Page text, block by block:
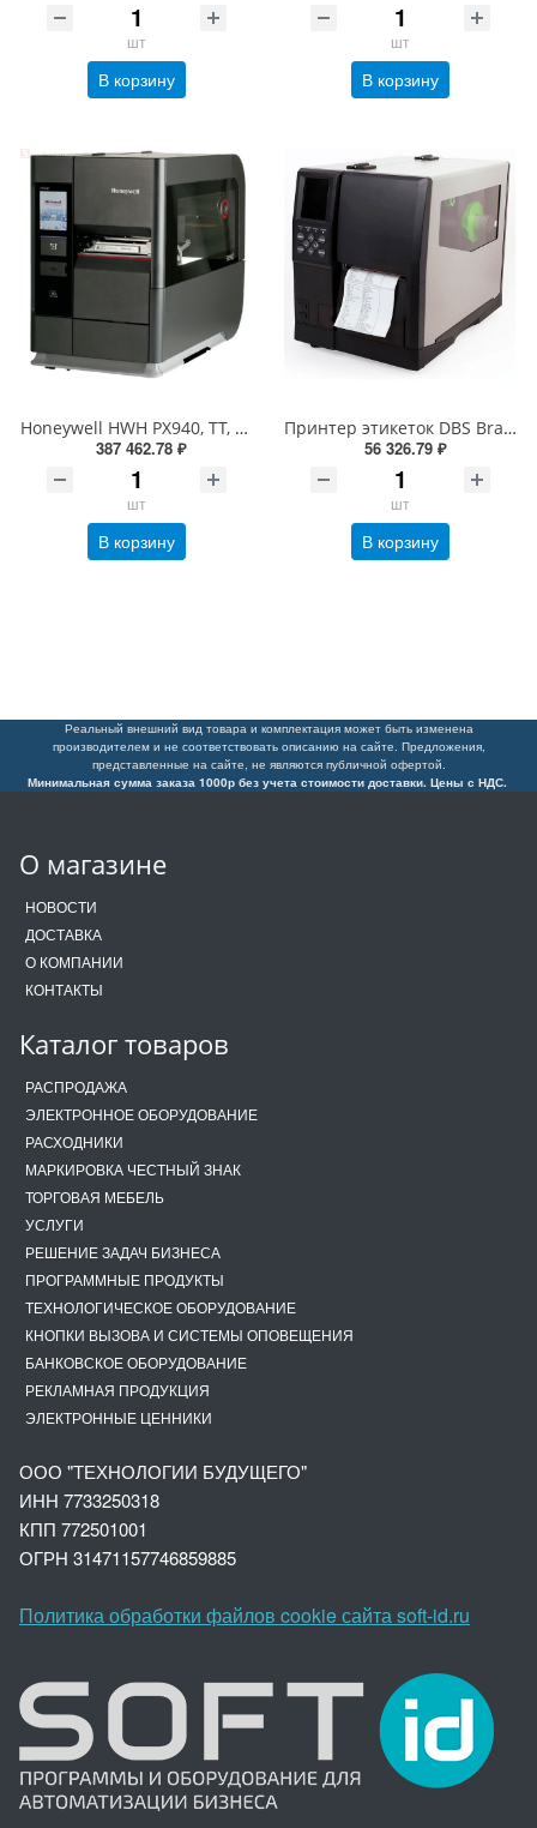
шт
В корзину
шт
В корзину
Honeywell HWH PX940, TT, 300dpi, Bt, верификатор, Eth, вн. намотчик, отделитель, датчик наличия этикетки, RTC (PX940V30100060300)
387 462.78 ₽
шт
В корзину
Принтер этикеток DBS Bravo-L промышленный (термотрансферный, 203dpi, 152мм/сек)
56 326.79 ₽
шт
В корзину
Реальный внешний вид товара и комплектация может быть изменена
производителем и не соответствовать описанию на сайте. Предложения,
представленные на сайте, не являются публичной офертой.
Минимальная сумма заказа 1000р без учета стоимости доставки. Цены с НДС.
О магазине
НОВОСТИ
ДОСТАВКА
О КОМПАНИИ
КОНТАКТЫ
Каталог товаров
РАСПРОДАЖА
ЭЛЕКТРОННОЕ ОБОРУДОВАНИЕ
РАСХОДНИКИ
МАРКИРОВКА ЧЕСТНЫЙ ЗНАК
ТОРГОВАЯ МЕБЕЛЬ
УСЛУГИ
РЕШЕНИЕ ЗАДАЧ БИЗНЕСА
ПРОГРАММНЫЕ ПРОДУКТЫ
ТЕХНОЛОГИЧЕСКОЕ ОБОРУДОВАНИЕ
КНОПКИ ВЫЗОВА И СИСТЕМЫ ОПОВЕЩЕНИЯ
БАНКОВСКОЕ ОБОРУДОВАНИЕ
РЕКЛАМНАЯ ПРОДУКЦИЯ
ЭЛЕКТРОННЫЕ ЦЕННИКИ
ООО "ТЕХНОЛОГИИ БУДУЩЕГО"
ИНН 7733250318
КПП 772501001
ОГРН 31471157746859885
Политика обработки файлов cookie сайта soft-id.ru